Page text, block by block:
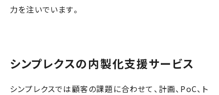
力を注いでいます。
シンプレクスの内製化支援サービス
シンプレクスでは顧客の課題に合わせて、計画、PoC、ト